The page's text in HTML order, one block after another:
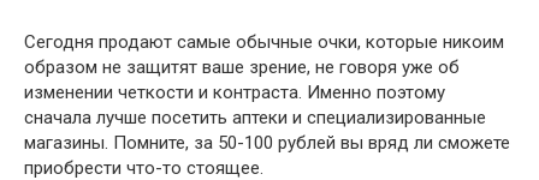
Сегодня продают самые обычные очки, которые никоим
образом не защитят ваше зрение, не говоря уже об
изменении четкости и контраста. Именно поэтому
сначала лучше посетить аптеки и специализированные
магазины. Помните, за 50-100 рублей вы вряд ли сможете
приобрести что-то стоящее.